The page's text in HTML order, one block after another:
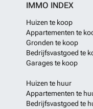
IMMO INDEX
Huizen te koop
Appartementen te
Gronden te koop
Bedrijfsvastgoed te
Garages te koop
Huizen te huur
Appartementen te
Bedrijfsvastgoed te